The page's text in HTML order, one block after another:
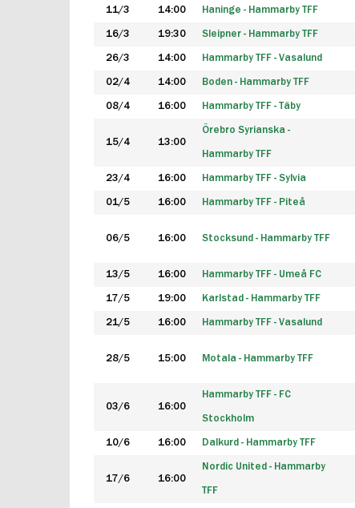
11/3 14:00 Haninge - Hammarby TFF
16/3 19:30 Sleipner - Hammarby TFF
26/3 14:00 Hammarby TFF - Vasalund
02/4 14:00 Boden - Hammarby TFF
08/4 16:00 Hammarby TFF - Täby
15/4 13:00
Örebro Syrianska -
Hammarby TFF
23/4 16:00 Hammarby TFF - Sylvia
01/5 16:00 Hammarby TFF - Piteå
06/5 16:00 Stocksund - Hammarby TFF
13/5 16:00 Hammarby TFF - Umeå FC
17/5 19:00 Karlstad - Hammarby TFF
21/5 16:00 Hammarby TFF - Vasalund
28/5 15:00 Motala - Hammarby TFF
03/6 16:00
Hammarby TFF - FC
Stockholm
10/6 16:00 Dalkurd - Hammarby TFF
17/6 16:00
Nordic United - Hammarby
TFF